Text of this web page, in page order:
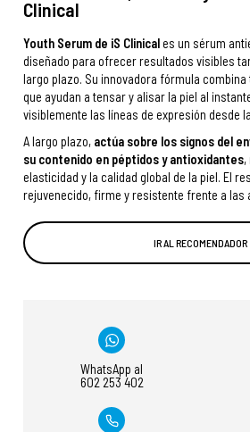
Clinical
Youth Serum de iS Clinicales un sérum
diseñado para ofrecer resultados visibles
largo plazo. Su innovadora fórmula
que ayudan a tensar y alisar la piel al
visiblemente las líneas de expresión desde
A largo plazo, actúa sobre los signos del
su contenido en péptidos y antioxidantes
elasticidad y la calidad global de la piel. El
rejuvenecido, firme y resistente frente a las
IR AL RECOMENDADOR
WhatsApp al
602 253 402